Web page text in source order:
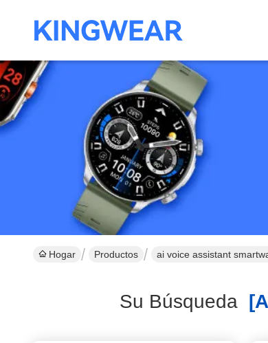
Hogar Productos ai voice assistant
Su Búsqueda